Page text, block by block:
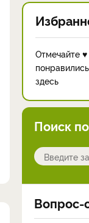
Отмечайте
здесь
Поиск
Вопрос-